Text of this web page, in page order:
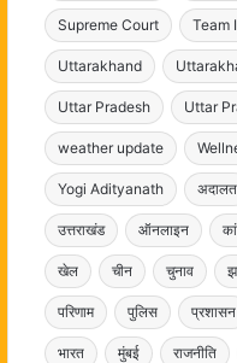
Supreme Court Team
Uttarakhand
Uttar Pradesh Uttar
weather update
Yogi Adityanath अदालत
उत्तराखंड ऑनलाइन
खेल चीन चुनाव
परिणाम पुलिस प्रशासन
भारत मुंबई राजनीति